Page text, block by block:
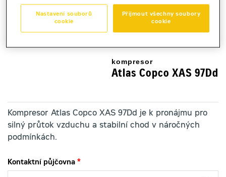
kompresor
Atlas Copco XAS 97Dd
Kompresor Atlas Copco XAS 97Dd je k pronájmu pro
silný průtok vzduchu a stabilní chod v náročných
podmínkách.
Kontaktní půjčovna
Přijmout všechny soubory
cookie
Nastavení souborů
cookie